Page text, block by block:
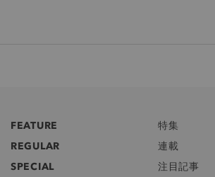
FEATURE
特集
REGULAR
連載
SPECIAL
注目記事